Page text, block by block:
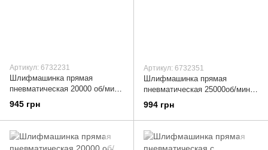
Артикул: 6732231
Шлифмашинка прямая
пневматическая 20000 об/мин
SIGMA (6732231)
945 грн
Артикул: 6732351
Шлифмашинка прямая
пневматическая 25000об/мин
SIGMA (6732351)
994 грн